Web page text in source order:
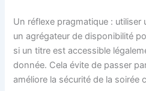
Un réflexe pragmatique : utiliser
un agrégateur de disponibilité
si un titre est accessible
donnée. Cela évite de passer
améliore la sécurité de la soirée